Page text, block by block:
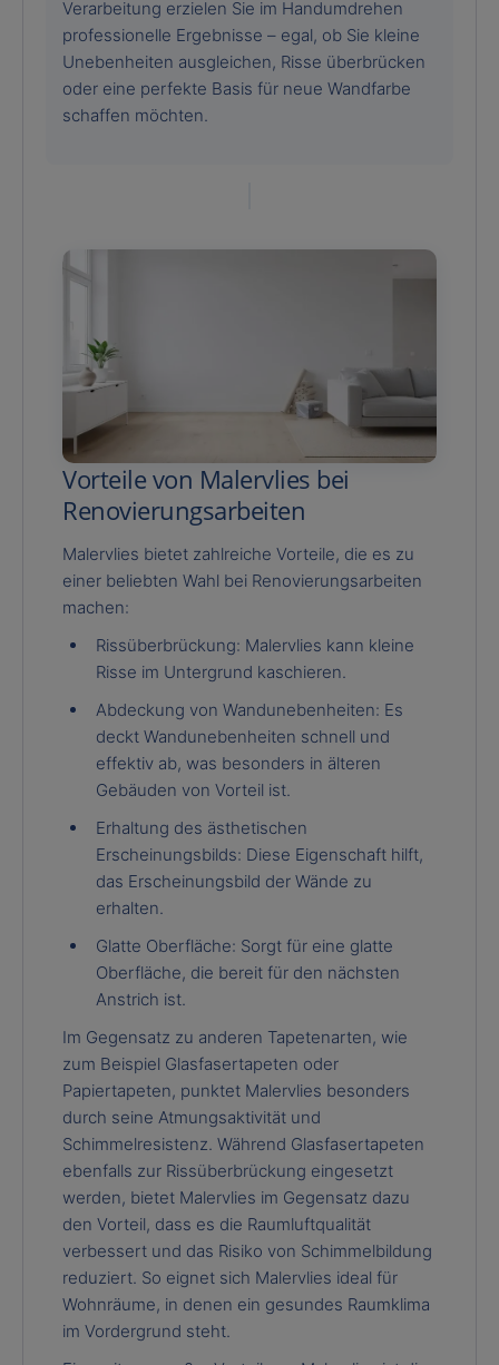
Verarbeitung erzielen Sie im Handumdrehen
professionelle Ergebnisse – egal, ob Sie kleine
Unebenheiten ausgleichen, Risse überbrücken
oder eine perfekte Basis für neue Wandfarbe
schaffen möchten.
Vorteile von Malervlies bei
Renovierungsarbeiten
Malervlies bietet zahlreiche Vorteile, die es zu
einer beliebten Wahl bei Renovierungsarbeiten
machen:
Rissüberbrückung: Malervlies kann kleine
Risse im Untergrund kaschieren.
Abdeckung von Wandunebenheiten: Es
deckt Wandunebenheiten schnell und
effektiv ab, was besonders in älteren
Gebäuden von Vorteil ist.
Erhaltung des ästhetischen
Erscheinungsbilds: Diese Eigenschaft hilft,
das Erscheinungsbild der Wände zu
erhalten.
Glatte Oberfläche: Sorgt für eine glatte
Oberfläche, die bereit für den nächsten
Anstrich ist.
Im Gegensatz zu anderen Tapetenarten, wie
zum Beispiel Glasfasertapeten oder
Papiertapeten, punktet Malervlies besonders
durch seine Atmungsaktivität und
Schimmelresistenz. Während Glasfasertapeten
ebenfalls zur Rissüberbrückung eingesetzt
werden, bietet Malervlies im Gegensatz dazu
den Vorteil, dass es die Raumluftqualität
verbessert und das Risiko von Schimmelbildung
reduziert. So eignet sich Malervlies ideal für
Wohnräume, in denen ein gesundes Raumklima
im Vordergrund steht.